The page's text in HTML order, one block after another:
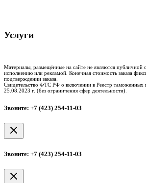
Услуги
Материалы, размещённые на сайте не являются публичной
исполнению или рекламой. Конечная стоимость заказа
подтверждении заказа.
Свидетельство ФТС РФ о включении в Реестр таможенных
25.08.2023 г. (без ограничения сфер деятельности).
Звоните: +7 (423) 254-11-03
Звоните: +7 (423) 254-11-03